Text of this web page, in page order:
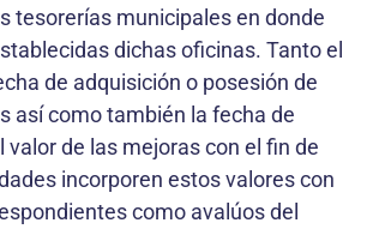
tesorerías municipales en donde
dichas oficinas. Tanto el
de adquisición o posesión de
así como también la fecha de
valor de las mejoras con el fin de
incorporen estos valores con
como avalúos del